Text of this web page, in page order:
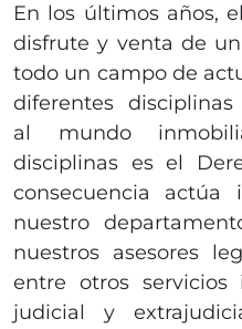
En los últimos años,
disfrute y venta de
todo un campo de
diferentes
al mundo
disciplinas es el
consecuencia
nuestro
nuestros asesores
entre otros servicios
judicial y